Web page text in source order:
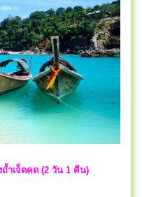
ถ้ำเจ็ดคด (2 วัน 1 คืน)